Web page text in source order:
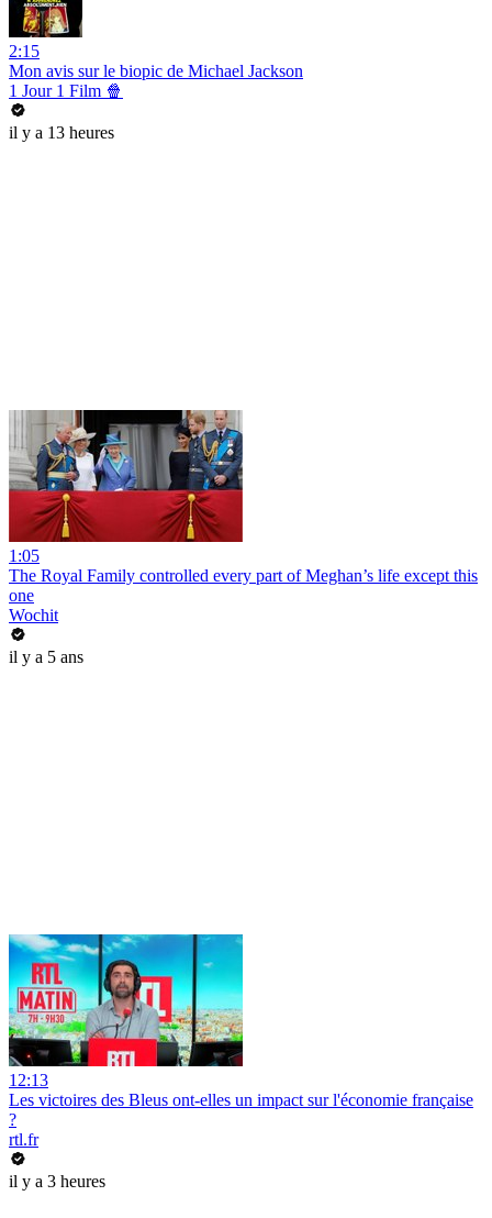
2:15
Mon avis sur le biopic de Michael Jackson
1 Jour 1 Film 🍿
il y a 13 heures
1:05
The Royal Family controlled every part of Meghan’s life except this
one
Wochit
il y a 5 ans
12:13
Les victoires des Bleus ont-elles un impact sur l'économie française
?
rtl.fr
il y a 3 heures